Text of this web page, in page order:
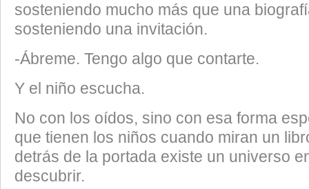
sosteniendo mucho más que una
sosteniendo una invitación.
-Ábreme. Tengo algo que contarte.
Y el niño escucha.
No con los oídos, sino con esa forma
que tienen los niños cuando miran un
detrás de la portada existe un universo
descubrir.